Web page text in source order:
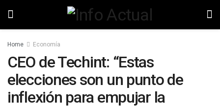
Home Economía
CEO de Techint: “Estas
elecciones son un punto de
inflexión para empujar la